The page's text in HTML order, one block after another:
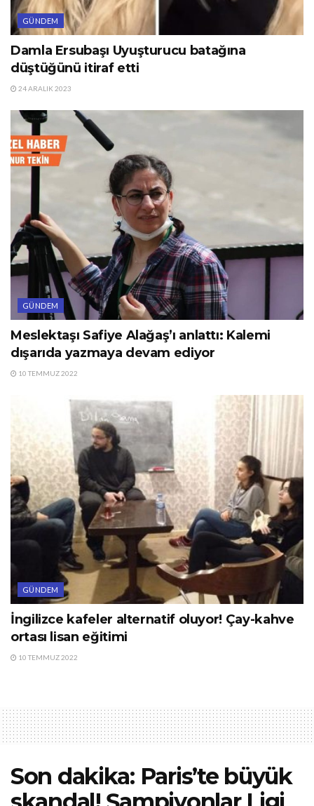
GÜNDEM
Damla Ersubaşı Uyuşturucu batağına
düştüğünü itiraf etti
24 ARALIK 2023
GÜNDEM
Meslektaşı Safiye Alağaş’ı anlattı: Kalemi
dışarıda yazmaya devam ediyor
10 TEMMUZ 2022
GÜNDEM
İngilizce kafeler alternatif oluyor! Çay-kahve
ortası lisan eğitimi
10 TEMMUZ 2022
Son dakika: Paris’te büyük